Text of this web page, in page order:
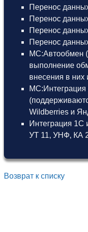
Перенос
Перенос
Перенос
Перенос
МС:Автообмен
выполнение
внесения в них
МС:Интеграция
Wildberries и
Интеграция 1С
УТ 11, УНФ, КА
Возврат к списку